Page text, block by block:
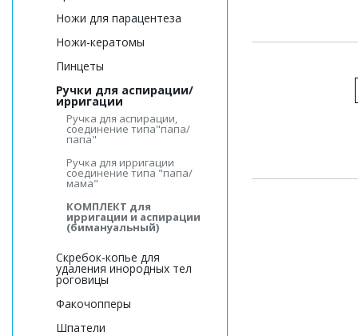
Ножи для парацентеза
Ножи-кератомы
Пинцеты
Ручки для аспирации/
ирригации
Ручка для аспирации,
соединение типа"папа/
папа"
Ручка для ирригации
соединение типа "папа/
мама"
КОМПЛЕКТ для
ирригации и аспирации
(бимануальный)
Скребок-копье для
удаления инородных тел
роговицы
Факочопперы
Шпатели